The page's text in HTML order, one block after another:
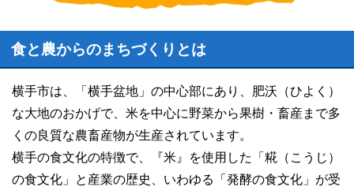
食と農からのまちづくりとは
横手市は、「横手盆地」の中心部にあり、肥沃（ひよく）
な大地のおかげで、米を中心に野菜から果樹・畜産まで多
くの良質な農畜産物が生産されています。
横手の食文化の特徴で、『米』を使用した「 糀（こうじ）
の食文化 」と産業の歴史、いわゆる「発酵の食文化」が受